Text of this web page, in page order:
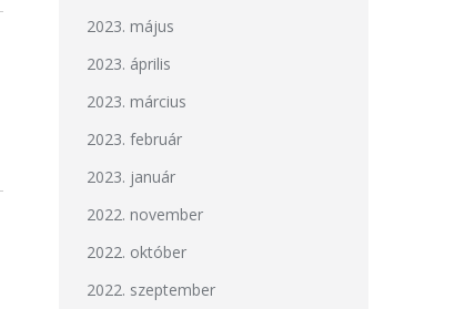
2023. május
2023. április
2023. március
2023. február
2023. január
2022. november
2022. október
2022. szeptember